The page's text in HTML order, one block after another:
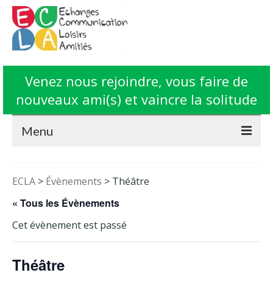
Venez nous rejoindre, vous faire de
nouveaux ami(s) et vaincre la solitude
Menu
L’Association ECLA
Contact
ECLA > Évènements > Théâtre
« Tous les Évènements
Cet évènement est passé
Théâtre